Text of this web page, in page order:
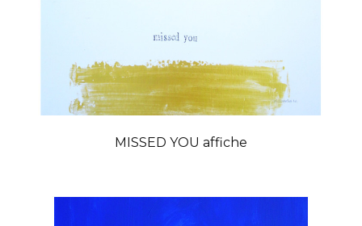
MISSED YOU affiche